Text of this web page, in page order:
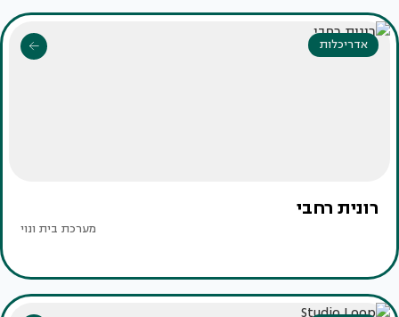
אדריכלות
רונית רחבי
מערכת בית ונוי